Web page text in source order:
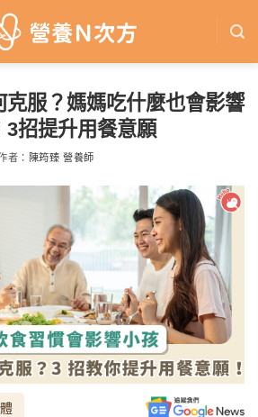
克服？媽媽吃什麼也會影響
3招提升用餐意願
者： 陳筠臻 營養師